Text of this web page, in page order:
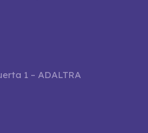
1 – ADALTRA